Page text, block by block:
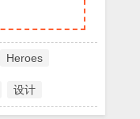
Heroes
设计